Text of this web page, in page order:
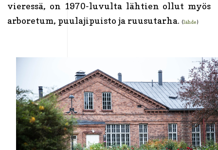
vieressä, on 1970-luvulta lähtien ollut myös
arboretum, puulajipuisto ja ruusutarha. (lähde)